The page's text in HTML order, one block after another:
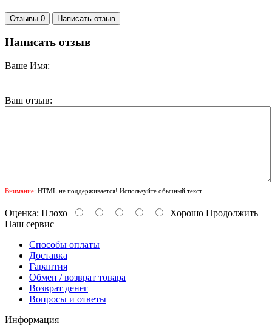
Отзывы 0 Написать отзыв
Написать отзыв
Ваше Имя:
Ваш отзыв:
Внимание: HTML не поддерживается! Используйте обычный текст.
Оценка: Плохо Хорошо Продолжить
Наш сервис
Способы оплаты
Доставка
Гарантия
Обмен / возврат товара
Возврат денег
Вопросы и ответы
Информация